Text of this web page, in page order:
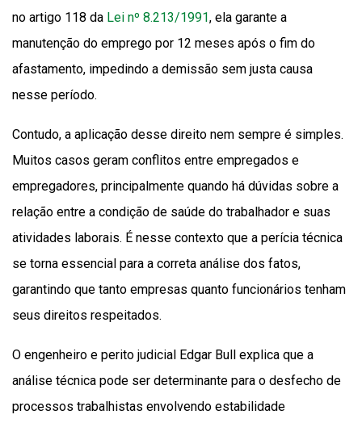
no artigo 118 da Lei nº 8.213/1991, ela garante a
manutenção do emprego por 12 meses após o fim do
afastamento, impedindo a demissão sem justa causa
nesse período.
Contudo, a aplicação desse direito nem sempre é simples.
Muitos casos geram conflitos entre empregados e
empregadores, principalmente quando há dúvidas sobre a
relação entre a condição de saúde do trabalhador e suas
atividades laborais. É nesse contexto que a perícia técnica
se torna essencial para a correta análise dos fatos,
garantindo que tanto empresas quanto funcionários tenham
seus direitos respeitados.
O engenheiro e perito judicial Edgar Bull explica que a
análise técnica pode ser determinante para o desfecho de
processos trabalhistas envolvendo estabilidade